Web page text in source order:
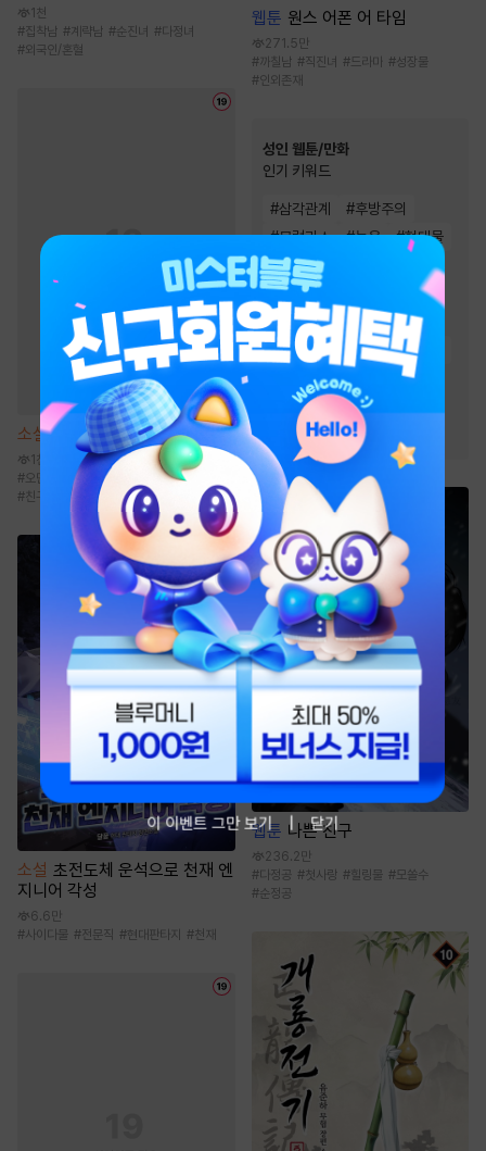
1천
#집착남 # 계략남 #순진녀 #다정녀
#외국인/혼혈
소설 해일주의보 [단행본]
1천
#오만남 동정남 #계략남
#친구>연인
소설 초전도체 운석으로 천재 엔
지니어 각성
6.6만
#사이다물 #전문직 #현대판타지 #천재
웹툰 원스 어폰 어 타임
271.5만
#까칠남 #직진녀 #드라마 #성장물
#인외존재
성인 웹툰/만화
인기 키워드
#삼각관계 #후방주의
#모럴리스 #능욕 #현대물
#하드코어
#계약관계
# 오피스물 # 연애/결혼
#다정남 #원나잇 #절륜남
여성인기 #
스테디셀러 #능글남
유혹 #직진남
웹툰 나쁜 친구
236.2만
#다정공 #첫사랑 #힐링물 #모쏠수
#순정공
이 이벤트 그만 보기 닫기